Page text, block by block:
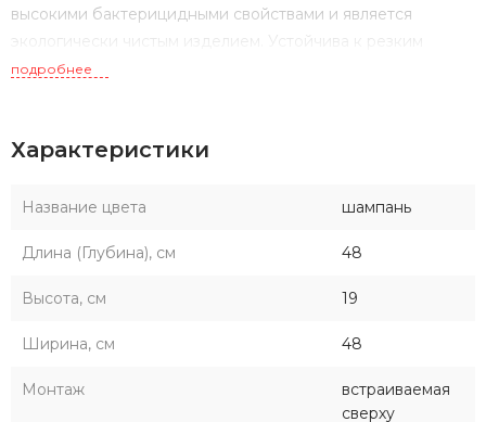
высокими бактерицидными свойствами и является
экологически чистым изделием. Устойчива к резким
перепадам температур.
подробнее
Характеристики
Название цвета шампань
Длина (Глубина), см 48
Высота, см 19
Ширина, см 48
Монтаж
встраиваемая
сверху